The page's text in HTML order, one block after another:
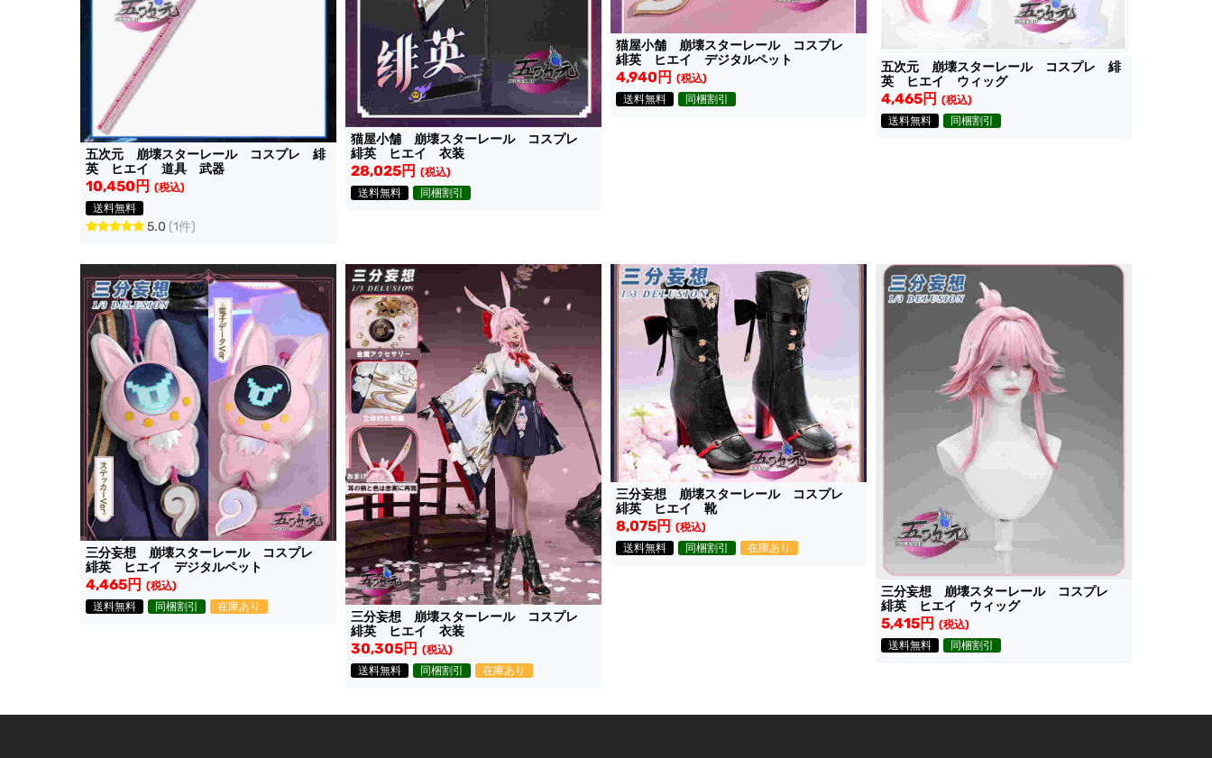
五次元 崩壊スターレール コスプレ 緋
英 ヒエイ 道具 武器
10,450円 (税込)
送料無料
5.0 (1件)
猫屋小舗 崩壊スターレール コスプレ
緋英 ヒエイ 衣装
28,025円 (税込)
送料無料
同梱割引
猫屋小舗 崩壊スターレール コスプレ
緋英 ヒエイ デジタルペット
4,940円 (税込)
送料無料
同梱割引
五次元 崩壊スターレール コスプレ 緋
英 ヒエイ ウィッグ
4,465円 (税込)
送料無料
同梱割引
三分妄想 崩壊スターレール コスプレ
緋英 ヒエイ デジタルペット
4,465円 (税込)
送料無料
同梱割引 在庫あり
三分妄想 崩壊スターレール コスプレ
緋英 ヒエイ 衣装
30,305円 (税込)
送料無料
同梱割引 在庫あり
三分妄想 崩壊スターレール コスプレ
緋英 ヒエイ 靴
8,075円 (税込)
送料無料
同梱割引 在庫あり
三分妄想 崩壊スターレール コスプレ
緋英 ヒエイ ウィッグ
5,415円 (税込)
送料無料
同梱割引